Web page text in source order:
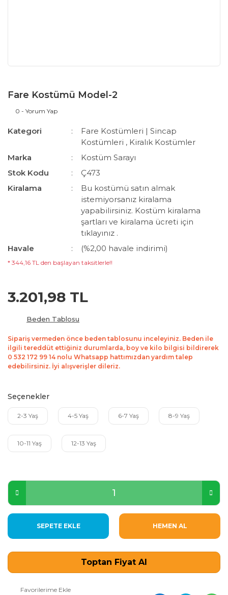
Fare Kostümü Model-2
0 - Yorum Yap
Kategori
Fare Kostümleri | Sincap
Kostümleri , Kiralık Kostümler
Marka
Kostüm Sarayı
Stok Kodu
Ç473
Kiralama
Bu kostümü satın almak
istemiyorsanız kiralama
yapabilirsiniz. Kostüm kiralama
şartları ve kiralama ücreti için
tıklayınız .
Havale
(%2,00 havale indirimi)
* 344,16 TL den başlayan taksitlerle!!
3.201,98 TL
Beden Tablosu
Sipariş vermeden önce beden tablosunu inceleyiniz. Beden ile
ilgili tereddüt ettiğiniz durumlarda, boy ve kilo bilgisi bildirerek
0 532 172 99 14 nolu Whatsapp hattımızdan yardım talep
edebilirsiniz. İyi alışverişler dileriz.
Seçenekler
2-3 Yaş 4-5 Yaş 6-7 Yaş 8-9 Yaş
10-11 Yaş 12-13 Yaş
SEPETE EKLE HEMEN AL
Toptan Fiyat Al